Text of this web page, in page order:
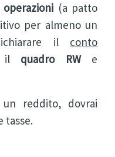
(a patto
per almeno un
il conto
il quadro RWe
reddito, dovrai
tasse.